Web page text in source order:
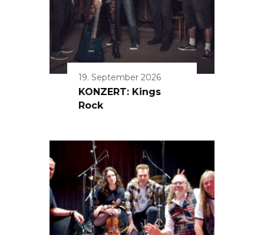
19. September 2026
KONZERT: Kings
Rock